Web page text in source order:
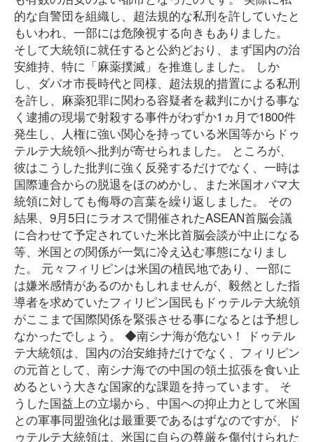
的な自警団を組織し、超法規的な私刑を許していたと
もいわれ、一部には危険視する向きもありました。
そして大統領に就任すると公約どおり、まず国内の治
安維持、特に「麻薬撲滅」を推進しました。 しか
し、ダバオ市長時代と同様、超法規的措置による私刑
を許し、麻薬犯罪に関わる容疑者を裁判にかける事な
く逮捕の現場で射殺する事件がわずか1ヵ月で1800件
発生し、人権に強い関心を持っている米国等からドゥ
テルテ大統領へ批判が寄せられました。 ところが、
彼はこうした批判に強く反発するだけでなく、一時は
国際連合からの脱退をほのめかし、また米国オバマ大
統領に対しても侮辱の言葉を繰り返しました。 その
結果、9月5日にラオスで開催されたASEAN首脳会議
に合わせて予定されていた米比首脳会談が中止になる
等、米国との関係が一気に冷え込む事態になりまし
た。 元々フィリピンは米国の植民地であり、一部に
は嫌米感情があるのかもしれませんが、毅然とした指
導者を求めていたフィリピン国民もドゥテルテ大統領
がここまで国際関係を緊張させる事になるとは予想し
なかったでしょう。 ◆南シナ海が危ない！ ドゥテル
テ大統領は、国内の治安維持だけでなく、フィリピン
の元首として、南シナ海での中国の領土拡張を食い止
めるという大きな国家的な課題を持っています。 そ
うした国益上の立場から、中国への抑止力として米国
との軍事同盟強化は最重要であるはずなのですが、ド
ゥテルテ大統領は、米国に自らの尊厳を傷付けられた